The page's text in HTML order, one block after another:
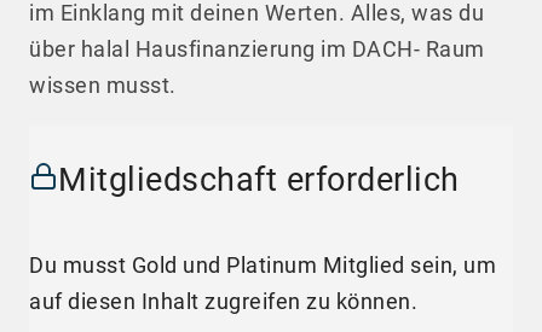
im Einklang mit deinen Werten. Alles, was du
über halal Hausfinanzierung im DACH- Raum
wissen musst.
Mitgliedschaft erforderlich
Du musst Gold und Platinum Mitglied sein, um
auf diesen Inhalt zugreifen zu können.